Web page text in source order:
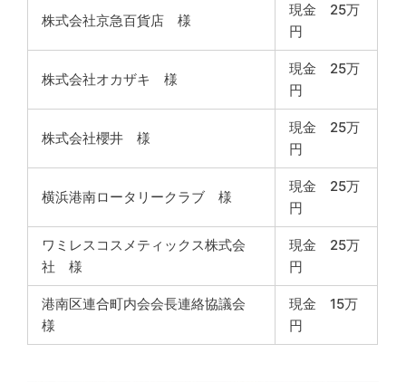
株式会社京急百貨店 様
現金 25万
円
株式会社オカザキ 様
現金 25万
円
株式会社櫻井 様
現金 25万
円
横浜港南ロータリークラブ 様
現金 25万
円
ワミレスコスメティックス株式会
社 様
現金 25万
円
港南区連合町内会会長連絡協議会
様
現金 15万
円